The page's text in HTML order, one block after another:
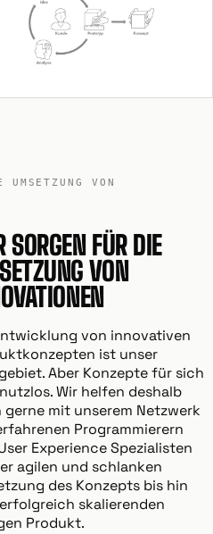
VON
SORGEN FÜR DIE
VON
von innovativen
ist unser
Aber Konzepte für sich
Wir helfen deshalb
gerne mit unserem Netzwerk
Programmierern
Experience Spezialisten
agilen und schlanken
des Konzepts bis hin
skalierenden
Produkt.